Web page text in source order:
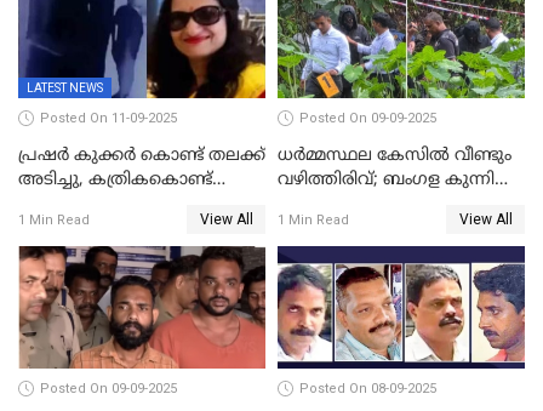
LATEST NEWS
Posted On 11-09-2025
പ്രഷർ കുക്കർ കൊണ്ട് തലക്ക്
അടിച്ചു, കത്രികകൊണ്ട്
കൊലപ്പെടുത്തി; 5 പവൻ
സ്വർണ്ണവും ഒരു ലക്ഷം
രൂപയും കാണാതായി
1 Min Read View All
Posted On 09-09-2025
ധർമ്മസ്ഥല കേസിൽ വീണ്ടും
വഴിത്തിരിവ്; ബംഗള കുന്നിൽ
കണ്ടെത്തി
1 Min Read View All
Posted On 09-09-2025 Posted On 08-09-2025